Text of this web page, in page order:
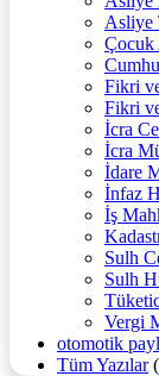
Asliye
Çocuk
Fikri
Fikri
İcra
İcra
İdare
İnfaz
İş
Sulh
Sulh
Vergi
otomotik
Tüm Yazılar